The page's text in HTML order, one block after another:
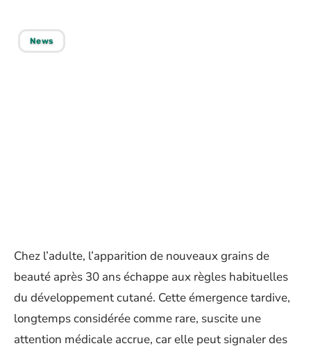
News
Chez l’adulte, l’apparition de nouveaux grains de
beauté après 30 ans échappe aux règles habituelles
du développement cutané. Cette émergence tardive,
longtemps considérée comme rare, suscite une
attention médicale accrue, car elle peut signaler des